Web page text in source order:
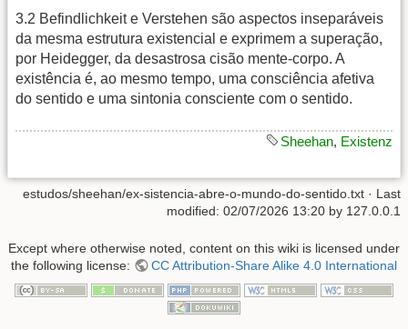
3.2 Befindlichkeit e Verstehen são aspectos inseparáveis
da mesma estrutura existencial e exprimem a superação,
por Heidegger, da desastrosa cisão mente-corpo. A
existência é, ao mesmo tempo, uma consciência afetiva
do sentido e uma sintonia consciente com o sentido.
Sheehan, Existenz
estudos/sheehan/ex-sistencia-abre-o-mundo-do-sentido.txt · Last
modified: 02/07/2026 13:20 by 127.0.0.1
Except where otherwise noted, content on this wiki is licensed under
the following license:
CC Attribution-Share Alike 4.0 International